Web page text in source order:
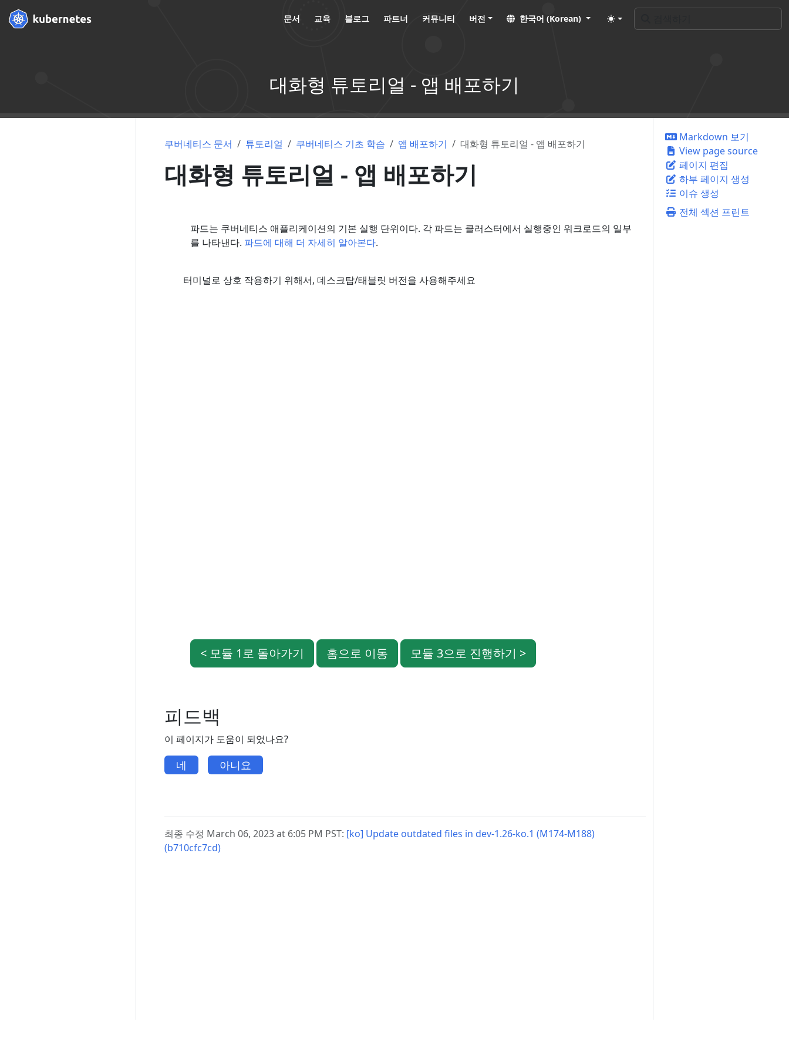
문서 교육 블로그 파트너 커뮤니티 버전 한국어 (Korean)
대화형 튜토리얼 - 앱 배포하기
Markdown 보기
View page source
페이지 편집
하부 페이지 생성
이슈 생성
전체 섹션 프린트
쿠버네티스 문서 튜토리얼 쿠버네티스 기초 학습 앱 배포하기 대화형 튜토리얼 - 앱 배포하기
대화형 튜토리얼 - 앱 배포하기
파드는 쿠버네티스 애플리케이션의 기본 실행 단위이다. 각 파드는 클러스터에서 실행중인 워크로드의 일부
를 나타낸다. 파드에 대해 더 자세히 알아본다.
터미널로 상호 작용하기 위해서, 데스크탑/태블릿 버전을 사용해주세요
< 모듈 1로 돌아가기 홈으로 이동 모듈 3으로 진행하기 >
피드백
이 페이지가 도움이 되었나요?
네 아니요
최종 수정 March 06, 2023 at 6:05 PM PST: [ko] Update outdated files in dev-1.26-ko.1 (M174-M188)
(b710cfc7cd)